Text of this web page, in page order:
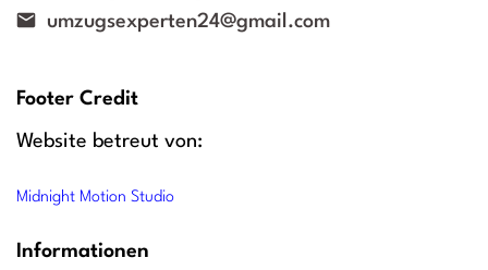
umzugsexperten24@gmail.com
Footer Credit
Website betreut von:
Midnight Motion Studio
Informationen